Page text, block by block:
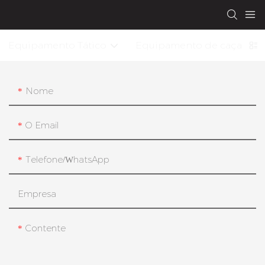
Nome
O Email
Telefone/whatsApp
Empresa
Contente